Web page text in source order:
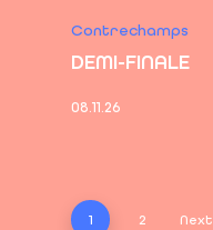
Contrechamps
DEMI-FINALE
08.11.26
1 2 Next